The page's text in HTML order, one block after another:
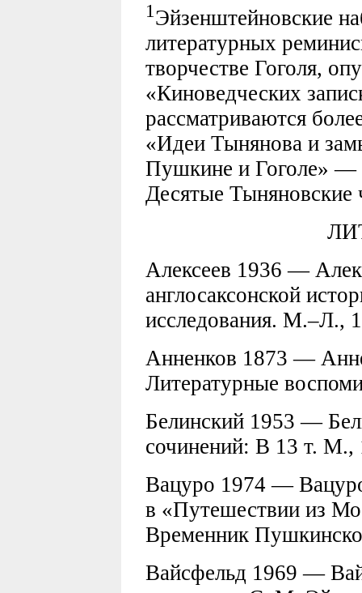
1Эйзенштейновские
литературных
творчестве Гоголя,
«Киноведческих
рассматриваются
«Идеи Тынянова и
Пушкине и Гоголе» —
Десятые Тыняновские
Алексеев 1936 —
англосаксонской
исследования. М.–Л.,
Анненков 1873 —
Литературные
Белинский 1953 —
сочинений: В 13 т. М.,
Вацуро 1974 —
в «Путешествии из
Временник
Вайсфельд 1969 —